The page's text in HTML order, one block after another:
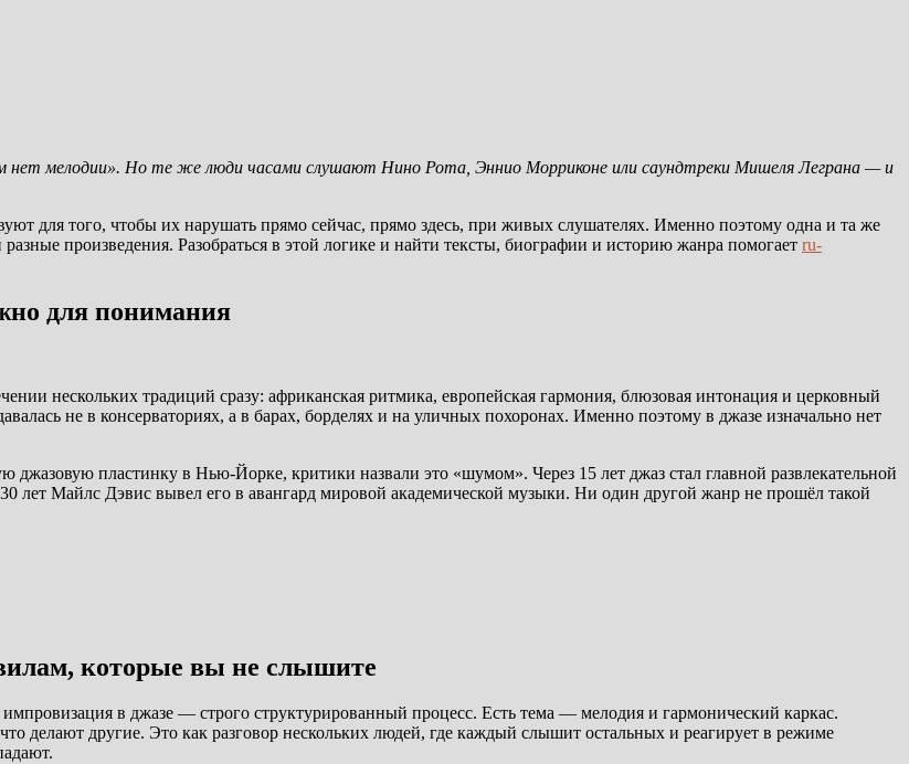
нет мелодии». Но те же люди часами слушают Нино Рота, Эннио Морриконе или саундтреки Мишеля Леграна — и
для того, чтобы их нарушать прямо сейчас, прямо здесь, при живых слушателях. Именно поэтому одна и та же
произведения. Разобраться в этой логике и найти тексты, биографии и историю жанра помогает ru-
для понимания
нескольких традиций сразу: африканская ритмика, европейская гармония, блюзовая интонация и церковный
не в консерваториях, а в барах, борделях и на уличных похоронах. Именно поэтому в джазе изначально нет
джазовую пластинку в Нью-Йорке, критики назвали это «шумом». Через 15 лет джаз стал главной развлекательной
Майлс Дэвис вывел его в авангард мировой академической музыки. Ни один другой жанр не прошёл такой
которые вы не слышите
в джазе — строго структурированный процесс. Есть тема — мелодия и гармонический каркас.
делают другие. Это как разговор нескольких людей, где каждый слышит остальных и реагирует в режиме